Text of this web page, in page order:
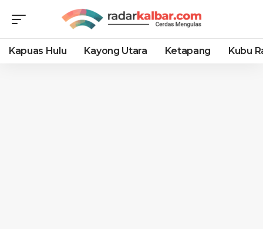
Kapuas Hulu Kayong Utara Ketapang Kubu